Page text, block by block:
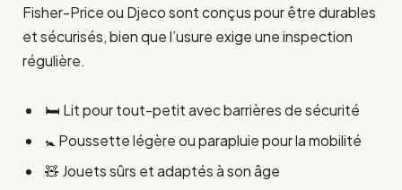
Fisher-Price ou Djeco sont conçus pour être durables
et sécurisés, bien que l’usure exige une inspection
régulière.
🛏️ Lit pour tout-petit avec barrières de sécurité
🚼 Poussette légère ou parapluie pour la mobilité
🧸 Jouets sûrs et adaptés à son âge